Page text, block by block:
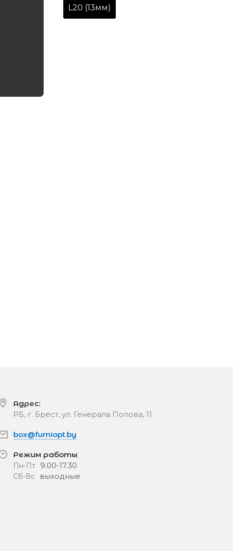
L20 (13мм)
Адрес:
РБ, г. Брест, ул. Генерала Попова, 11
box@furniopt.by
Режим работы
Пн-Пт 9.00-17.30
Сб-Вс выходные